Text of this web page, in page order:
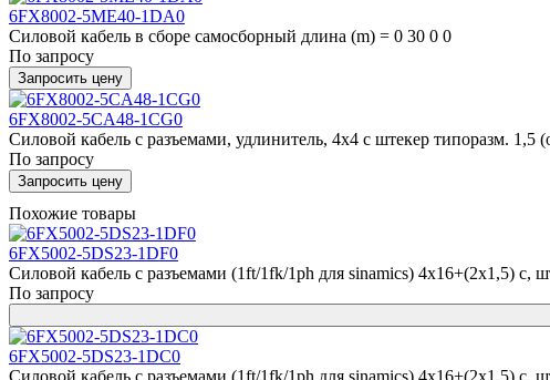
6FX8002-5ME40-1DA0
Силовой кабель в сборе самосборный длина (m) = 0 30 0 0
По запросу
Запросить цену
6FX8002-5CA48-1CG0
Силовой кабель с разъемами, удлинитель, 4x4 c штекер типоразм. 1,5
По запросу
Запросить цену
Похожие товары
6FX5002-5DS23-1DF0
Силовой кабель с разъемами (1ft/1fk/1ph для sinamics) 4x16+(2x1,5) c,
По запросу
6FX5002-5DS23-1DC0
Силовой кабель с разъемами (1ft/1fk/1ph для sinamics) 4x16+(2x1,5) c,